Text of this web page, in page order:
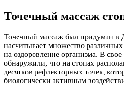
Точечный массаж
Точечный массаж был придуман в
насчитывает множество
на оздоровление организма. В
обнаружили, что на стопах
десятков рефлекторных точек,
биологически активным